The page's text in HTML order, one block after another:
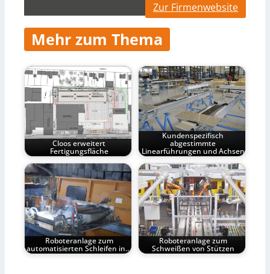
Zur Firmenwebsite
Mehr zum Thema
Cloos erweitert
Fertigungsfläche
Kundenspezifisch
abgestimmte
Linearführungen und Achsen
Roboteranlage zum
automatisierten Schleifen in…
Roboteranlage zum
Schweißen von Stützen